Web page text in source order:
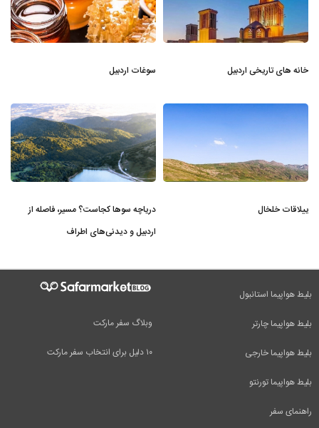
خانه های تاریخی اردبیل سوغات اردبیل
ییلاقات خلخال
دریاچه سوها کجاست؟ مسیر، فاصله از
اردبیل و دیدنی‌های اطراف
وبلاگ سفر مارکت
۱۰ دلیل برای انتخاب سفر مارکت
بلیط هواپیما استانبول
بلیط هواپیما چارتر
بلیط هواپیما خارجی
بلیط هواپیما تورنتو
راهنمای سفر